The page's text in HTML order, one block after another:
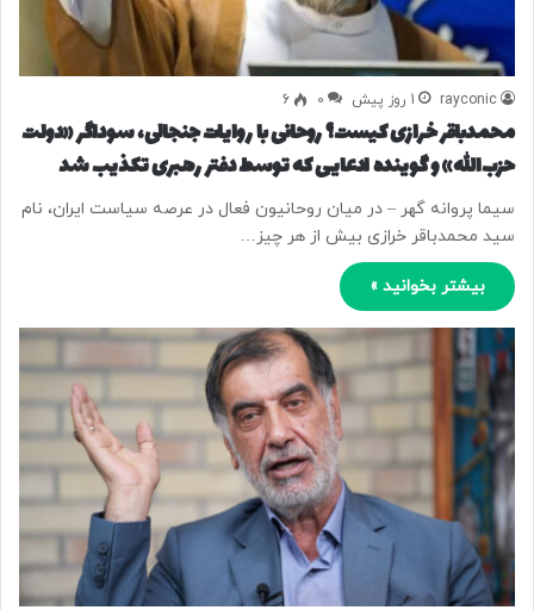
rayconic 1 روز پیش 0
6
محمدباقر خرازی کیست؟ روحانی با روایات جنجالی، سوداگر «دولت
حزب‌الله» و گوینده ادعایی که توسط دفتر رهبری تکذیب شد
سیما پروانه گهر – در میان روحانیون فعال در عرصه سیاست ایران، نام
سید محمدباقر خرازی بیش از هر چیز…
بیشتر بخوانید »